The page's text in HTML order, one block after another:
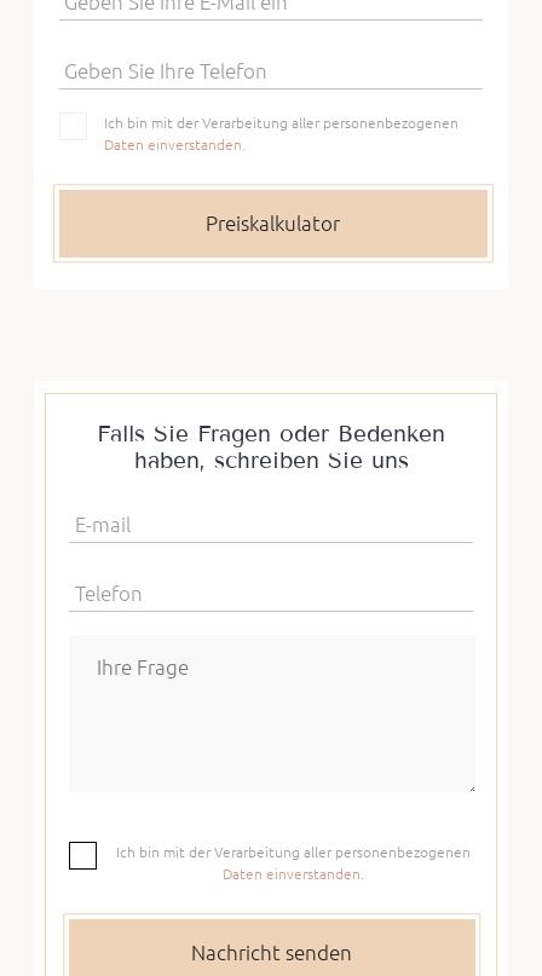
Geben Sie Ihre Telefon
Ich bin mit der Verarbeitung aller personenbezogenen
Daten einverstanden.
Falls Sie Fragen oder Bedenken
haben, schreiben Sie uns
E-mail
Telefon
Ich bin mit der Verarbeitung aller personenbezogenen
Daten einverstanden.